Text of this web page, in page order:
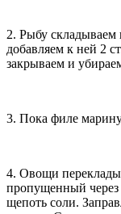
2. Рыбу складываем
добавляем к ней 2
закрываем и
3. Пока филе
4. Овощи
пропущенный через
щепоть соли.